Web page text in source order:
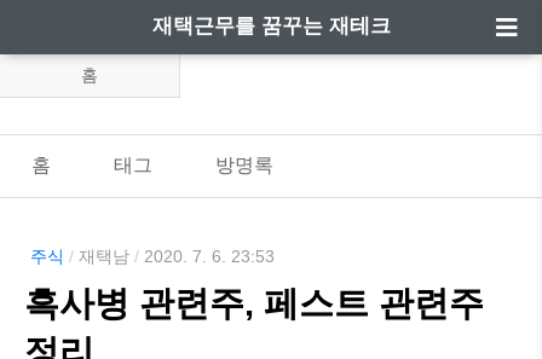
재택근무를 꿈꾸는 재테크
홈
홈 태그 방명록
주식 / 재택남 / 2020. 7. 6. 23:53
흑사병 관련주, 페스트 관련주